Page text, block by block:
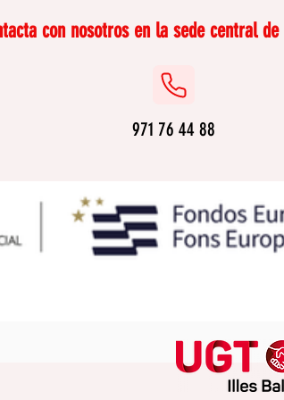
con nosotros en la sede central de
971 76 44 88